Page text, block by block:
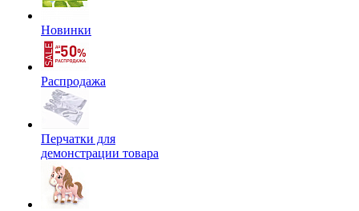
Новинки
Распродажа
Перчатки для
демонстрации товара